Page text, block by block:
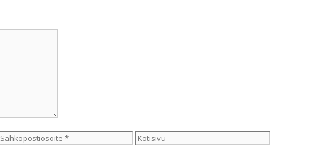
Sähköpostiosoite Kotisivu